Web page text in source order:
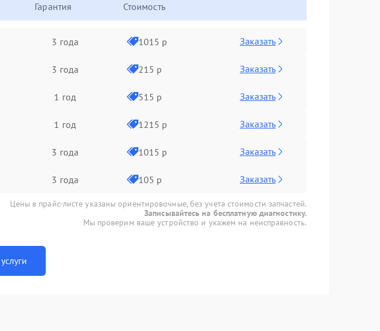
Гарантия Стоимость
3 года 1015 р Заказать
3 года 215 р Заказать
1 год 515 р Заказать
1 год 1215 р Заказать
3 года 1015 р Заказать
3 года 105 р Заказать
Цены в прайс-листе указаны ориентировочные, без учета стоимости запчастей.
Записывайтесь на бесплатную диагностику.
Мы проверим ваше устройство и укажем на неисправность.